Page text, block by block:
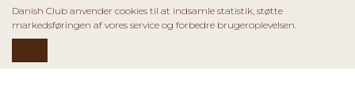
Danish Club anvender cookies til at indsamle statistik, støtte
markedsføringen af vores service og forbedre brugeroplevelsen.